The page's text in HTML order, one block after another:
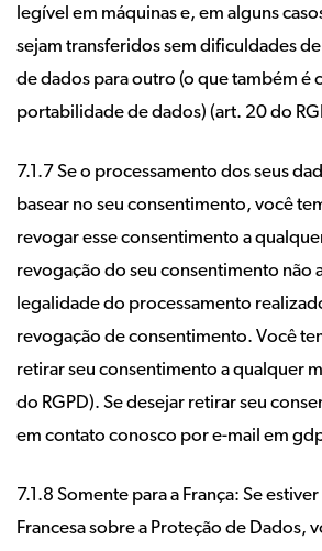
legível em máquinas e, em alguns
sejam transferidos sem dificuldades
de dados para outro (o que também é
portabilidade de dados) (art. 20 do
7.1.7 Se o processamento dos seus
basear no seu consentimento, você
revogar esse consentimento a
revogação do seu consentimento não
legalidade do processamento
revogação de consentimento. Você
retirar seu consentimento a qualquer
do RGPD). Se desejar retirar seu
em contato conosco por e-mail em
7.1.8 Somente para a França: Se
Francesa sobre a Proteção de Dados,